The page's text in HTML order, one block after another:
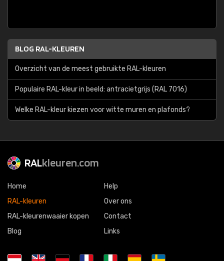
BLOG RAL-KLEUREN
Overzicht van de meest gebruikte RAL-kleuren
Populaire RAL-kleur in beeld: antracietgrijs (RAL 7016)
Welke RAL-kleur kiezen voor witte muren en plafonds?
RALkleuren.com
Home
RAL-kleuren
RAL-kleurenwaaier kopen
Blog
Help
Over ons
Contact
Links